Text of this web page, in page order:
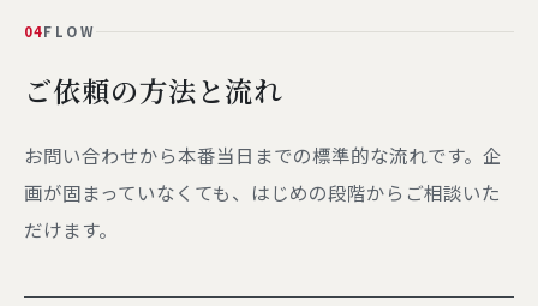
04FLOW
ご依頼の方法と流れ
お問い合わせから本番当日までの標準的な流れです。企
画が固まっていなくても、はじめの段階からご相談いた
だけます。